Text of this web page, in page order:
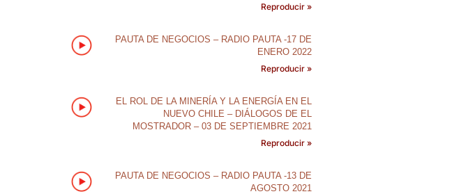
Reproducir »
PAUTA DE NEGOCIOS – RADIO PAUTA -17 DE
ENERO 2022
Reproducir »
EL ROL DE LA MINERÍA Y LA ENERGÍA EN EL
NUEVO CHILE – DIÁLOGOS DE EL
MOSTRADOR – 03 DE SEPTIEMBRE 2021
Reproducir »
PAUTA DE NEGOCIOS – RADIO PAUTA -13 DE
AGOSTO 2021